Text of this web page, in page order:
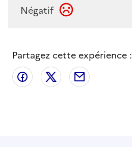
Négatif
Partagez cette expérience :
Partager sur Facebook
Partager sur X